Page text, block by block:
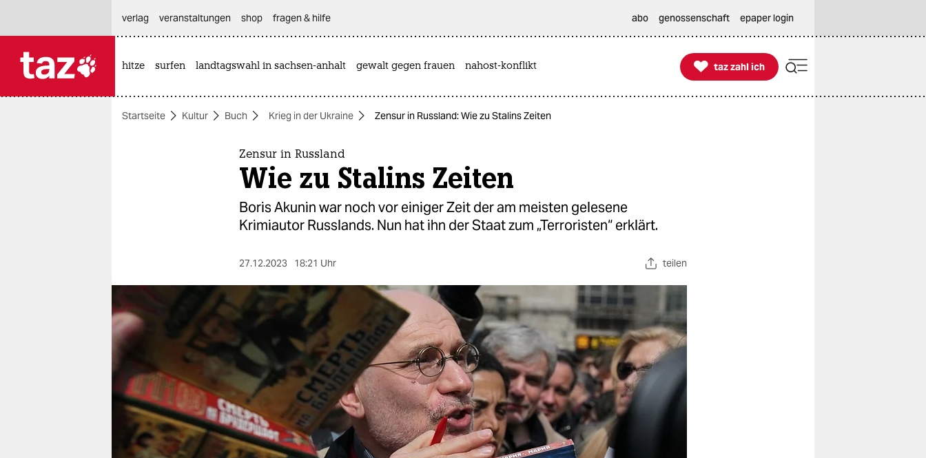
themen
berlin
nord
wahrheit
verlag
verlag
verlag
veranstaltungen shop fragen & hilfe abo genossenschaft epaper login
hitze surfen landtagswahl in sachsen-anhalt gewalt gegen frauen nahost-konflikt 
taz zahl ich
taz zahl ich
Startseite Kultur Buch Krieg in der Ukraine Zensur in Russland: Wie zu Stalins Zeiten
Zensur in Russland
Wie zu Stalins Zeiten
Boris Akunin war noch vor einiger Zeit der am meisten gelesene
Krimiautor Russlands. Nun hat ihn der Staat zum „Terroristen“ erklärt.
27.12.2023 18:21 Uhr teilen